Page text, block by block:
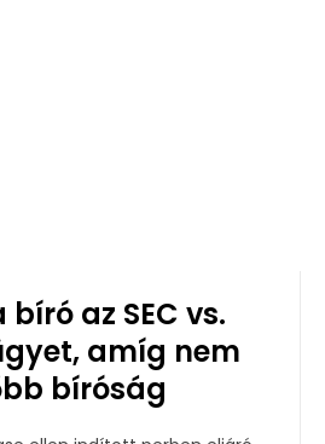
az SEC vs.
amíg nem
bíróság